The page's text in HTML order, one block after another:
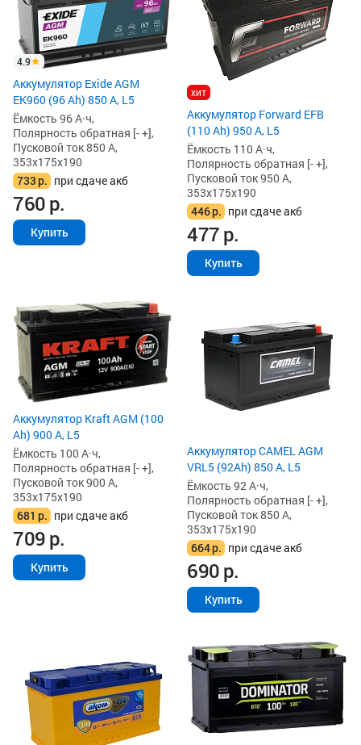
4.9
Аккумулятор Exide AGM
EK960 (96 Ah) 850 А, L5
Ёмкость 96 А·ч,
Полярность обратная [- +],
Пусковой ток 850 А,
353x175x190
733р. при сдаче акб
760р.
Купить
хит
Аккумулятор Forward EFB
(110 Ah) 950 А, L5
Ёмкость 110 А·ч,
Полярность обратная [- +],
Пусковой ток 950 А,
353x175x190
446р. при сдаче акб
477р.
Купить
Аккумулятор Kraft AGM (100
Ah) 900 А, L5
Ёмкость 100 А·ч,
Полярность обратная [- +],
Пусковой ток 900 А,
353x175x190
681 р. при сдаче акб
709р.
Купить
Аккумулятор CAMEL AGM
VRL5 (92Ah) 850 А, L5
Ёмкость 92 А·ч,
Полярность обратная [- +],
Пусковой ток 850 А,
353x175x190
664р. при сдаче акб
690р.
Купить